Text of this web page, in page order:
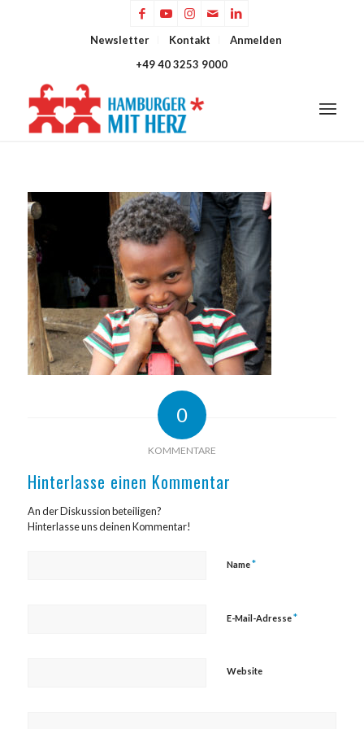
Newsletter Kontakt
Anmelden
+49 40 3253 9000
0
KOMMENTARE
Hinterlasse einen Kommentar
An der Diskussion beteiligen?
Hinterlasse uns deinen Kommentar!
Name*
E-Mail-Adresse*
Website